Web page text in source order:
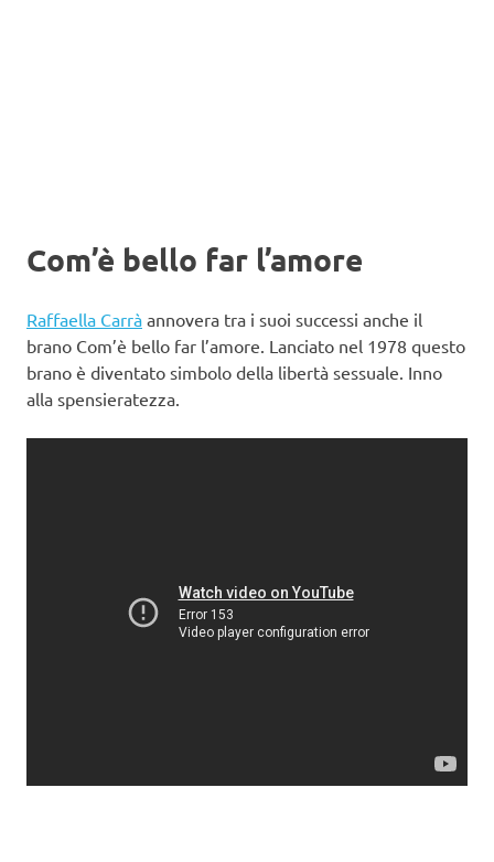
Com’è bello far l’amore
Raffaella Carrà annovera tra i suoi successi anche il
brano Com’è bello far l’amore. Lanciato nel 1978 questo
brano è diventato simbolo della libertà sessuale. Inno
alla spensieratezza.